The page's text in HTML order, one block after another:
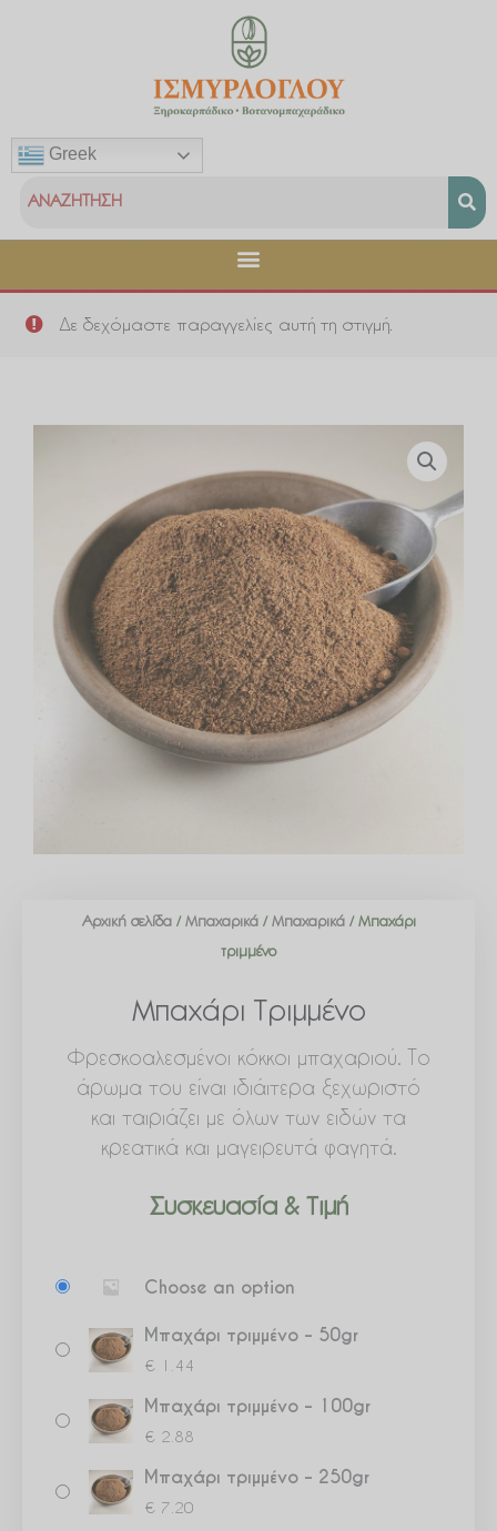
Greek
Δε δεχόμαστε παραγγελίες αυτή τη στιγμή.
Αρχική σελίδα/ Μπαχαρικά/ Μπαχαρικά/ Μπαχάρι
τριμμένο
Μπαχάρι Τριμμένο
Φρεσκοαλεσμένοι κόκκοι μπαχαριού. Το
άρωμα του είναι ιδιάιτερα ξεχωριστό
και ταιριάζει με όλων των ειδών τα
κρεατικά και μαγειρευτά φαγητά.
Συσκευασία & Τιμή
Choose an option
Μπαχάρι τριμμένο – 50gr
€ 1.44
Μπαχάρι τριμμένο – 100gr
€ 2.88
Μπαχάρι τριμμένο – 250gr
€ 7.20
τριμμένο
ποσότητα